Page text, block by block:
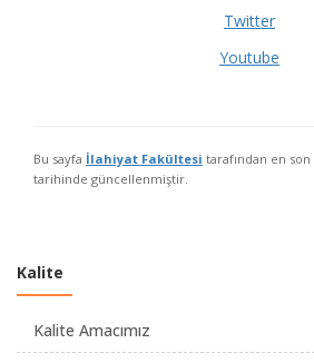
Twitter
Youtube
Bu sayfa İlahiyat Fakültesi tarafından en son
tarihinde güncellenmiştir.
Kalite
Kalite Amacımız